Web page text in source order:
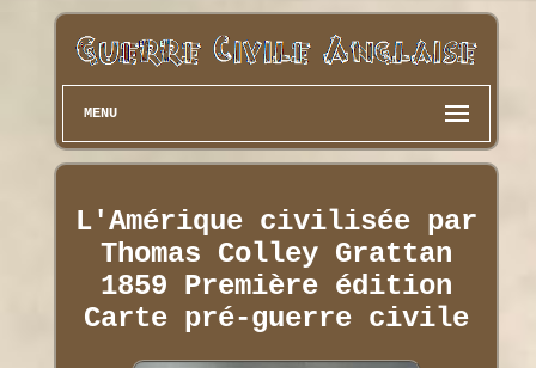
MENU
L'Amérique civilisée par
Thomas Colley Grattan
1859 Première édition
Carte pré-guerre civile